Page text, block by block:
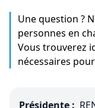
Une question ?
personnes en
Vous trouverez
nécessaires
Présidente :